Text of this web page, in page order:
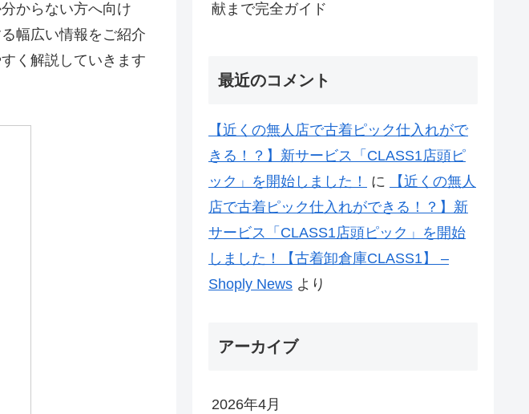
からない方へ向け
幅広い情報をご紹介
く解説していきます
献まで完全ガイド
最近のコメント
【近くの無人店で古着ピック仕入れがで
きる！？】新サービス「CLASS1店頭ピ
ック」を開始しました！
に
【近くの無人
店で古着ピック仕入れができる！？】新
サービス「CLASS1店頭ピック」を開始
しました！【古着卸倉庫CLASS1】 –
Shoply News より
アーカイブ
2026年4月